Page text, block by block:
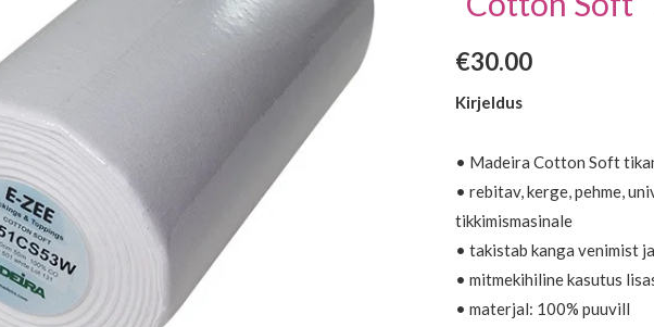
€30.00
Kirjeldus
• Madeira Cotton Soft
• rebitav, kerge, pehme,
tikkimismasinale
• takistab kanga venimist
• mitmekihiline kasutus
• materjal: 100% puuvill
kogus